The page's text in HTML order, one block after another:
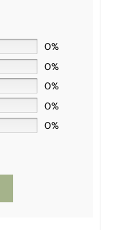
0%
0%
0%
0%
0%